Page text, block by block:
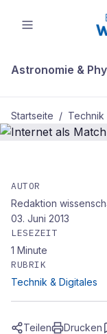
Astronomie &
Startseite / Technik
Internet als
AUTOR
Redaktion
03. Juni 2013
LESEZEIT
1 Minute
RUBRIK
Technik & Digitales
Teilen Drucken